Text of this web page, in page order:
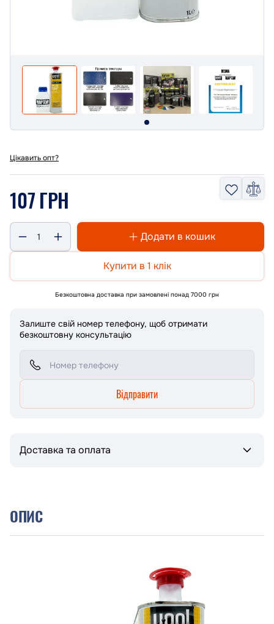
Цікавить опт?
107 ГРН
Додати в кошик
Купити в 1 клік
Безкоштовна доставка при замовлені понад 7000 грн
Залиште свій номер телефону, щоб отримати
безкоштовну консультацію
Відправити
Доставка та оплата
ОПИС